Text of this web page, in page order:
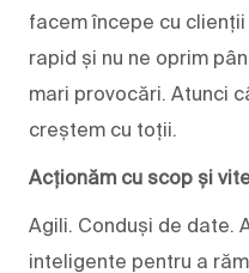
facem începe cu
rapid și nu ne oprim
mari provocări. Atunci
creștem cu toții.
Acționăm cu scop și
Agili. Conduși de date.
inteligente pentru a